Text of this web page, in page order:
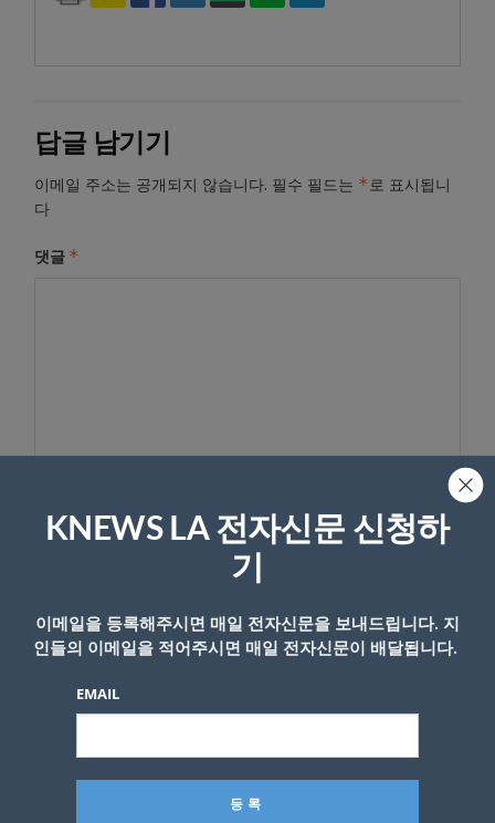
답글 남기기
이메일 주소는 공개되지 않습니다. 필수 필드는 *로 표시됩니
다
댓글 *
이름
KNEWS LA 전자신문 신청하
기
이메일을 등록해주시면 매일 전자신문을 보내드립니다. 지
인들의 이메일을 적어주시면 매일 전자신문이 배달됩니다.
EMAIL